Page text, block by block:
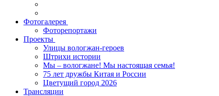
Фотогалерея
Фоторепортажи
Проекты
Улицы вологжан-героев
Штрихи истории
Мы – вологжане! Мы настоящая семья!
75 лет дружбы Китая и России
Цветущий город 2026
Трансляции